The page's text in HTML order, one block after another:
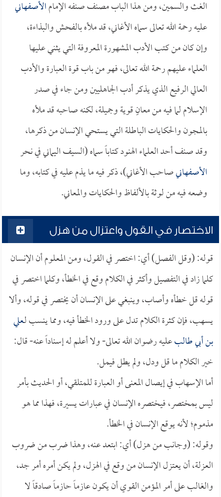
الغث والسمين، ومن هذا الباب مصنف صنفه الإمامالأصفهاني
عليه رحمة الله تعالى سماه الأغاني، قد ملأه بالفحش والبذاءة،
وإن كان من كتب الأدب المشهورة المعروفة التي يثني عليها
العلماء عليهم رحمة الله تعالى، فهو من باب قوة العبارة والأدب
العالي الرفيع الذي يذكر أدب الجاهليين ومن جاء في صدر
الإسلام لما فيه من معانٍ قوية وجميلة، لكنه صاحبه قد ملأه
بالمجون والحكايات الباطلة التي يستحي الإنسان من ذكرها،
وقد صنف أحد العلماء الهنود كتاباً سماه (السيف اليماني في نحر
الأصفهانيصاحب الأغاني)، ذكر فيه ما يذم عليه في كتابه، وما
وضعه فيه من لوثة بالألفاظ والحكايات والمعاني.
الاختصار في القول واعتزال من هزل
قوله: (وقل الفصل) أي: اختصر في القول، ومن المعلوم أن الإنسان
كلما زاد في التفصيل وأكثر في الكلام وقع في الخطأ، وكلما اختصر في
قوله قل خطأه وأصاب، وينبغي على الإنسان أن يختصر في قوله، وألا
يسهب، فإن كثرة الكلام تدل على ورود الخطأ فيه، ومما ينسب لـعلي
بن أبي طالبعليه رضوان الله تعالى- ولا أعلم له إسناداً عنه- قال:
خير الكلام ما قل ودل، ولم يطل فيمل.
أما الإسهاب في إيصال المعنى أو العبارة للمتلقي، أو الحديث بأمر
ليس بمختصر، فيختصره الإنسان في عبارات يسيرة، فهذا مما هو
مذموم؛ لأنه يوقع الإنسان في الخطأ.
وقوله: (وجانب من هزل) أي: ابتعد عنه، وهذا ضرب من ضروب
العزلة، أن يعتزل الإنسان من وقع في الهزل، ولم يكن أمره أمر جد،
والغالب على أمر المؤمن القوي أن يكون عازماً حازماً صادقاً لا